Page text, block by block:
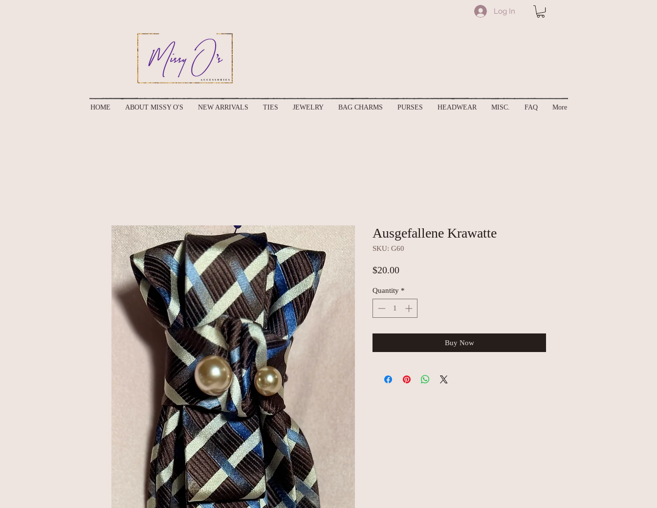
Log In
HOME ABOUT MISSY O'S NEW ARRIVALS TIES JEWELRY BAG CHARMS PURSES HEADWEAR MISC. FAQ More
Ausgefallene Krawatte
SKU: G60
$20.00Price
Quantity *
Buy Now